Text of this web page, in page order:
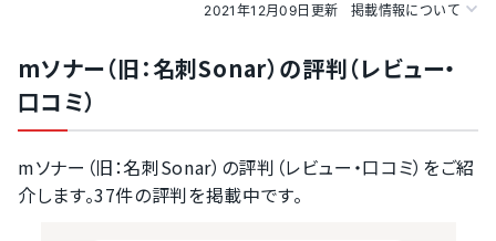
2021年12月09日更新 掲載情報について
mソナー（旧：名刺Sonar）の評判（レビュー・
口コミ）
mソナー（旧：名刺Sonar）の評判（レビュー・口コミ）をご紹
介します。37件の評判を掲載中です。